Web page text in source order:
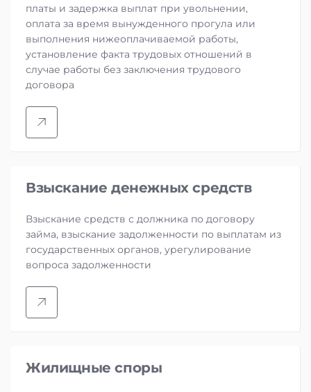
платы и задержка выплат при увольнении,
оплата за время вынужденного прогула или
выполнения нижеоплачиваемой работы,
установление факта трудовых отношений в
случае работы без заключения трудового
договора
Взыскание денежных средств
Взыскание средств с должника по договору
займа, взыскание задолженности по выплатам из
государственных органов, урегулирование
вопроса задолженности
Жилищные споры